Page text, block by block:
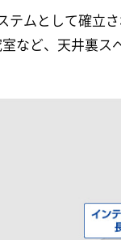
テムとして確立
など、天井裏ス